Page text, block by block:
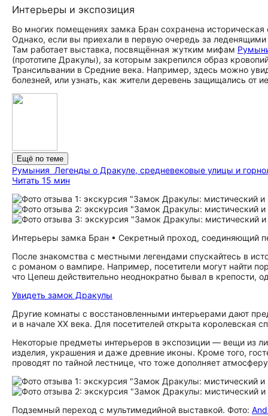
Интерьеры и экспозиция
Во многих помещениях замка Бран сохранена
Однако, если вы приехали в первую очередь за
Там работает выставка, посвящённая жутким мифам
(прототипе Дракулы), за которым закрепился образ
Трансильвании в Средние века. Например, здесь можно
болезней, или узнать, как жители деревень защищались
Ещё по теме
Румыния Легенды о Дракуле, средневековые улицы и
Читать 15 мин
Интерьеры замка Бран • Секретный проход, соединяющий
После знакомства с местными легендами спускайтесь в
с романом о вампире. Например, посетители могут найти
что Цепеш действительно неоднократно бывал в крепости,
Увидеть замок Дракулы
Другие комнаты с восстановленными интерьерами дают
и в начале XX века. Для посетителей открыта королевская
Некоторые предметы интерьеров в экспозиции — вещи из
изделия, украшения и даже древние иконы. Кроме того,
проводят по тайной лестнице, что тоже дополняет
Подземный переход с мультимедийной выставкой. Фото: